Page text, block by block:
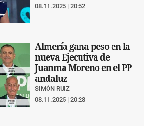
08.11.2025 | 20:52
Almería gana peso en la
nueva Ejecutiva de
Juanma Moreno en el PP
andaluz
SIMÓN RUIZ
08.11.2025 | 20:28